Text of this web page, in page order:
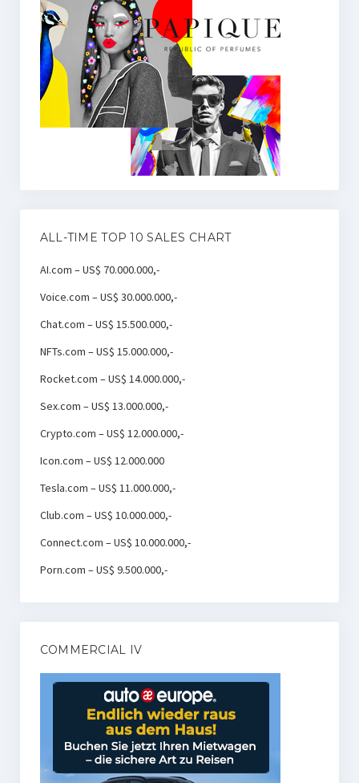
ALL-TIME TOP 10 SALES CHART
AI.com – US$ 70.000.000,-
Voice.com – US$ 30.000.000,-
Chat.com – US$ 15.500.000,-
NFTs.com – US$ 15.000.000,-
Rocket.com – US$ 14.000.000,-
Sex.com – US$ 13.000.000,-
Crypto.com – US$ 12.000.000,-
Icon.com – US$ 12.000.000
Tesla.com – US$ 11.000.000,-
Club.com – US$ 10.000.000,-
Connect.com – US$ 10.000.000,-
Porn.com – US$ 9.500.000,-
COMMERCIAL IV